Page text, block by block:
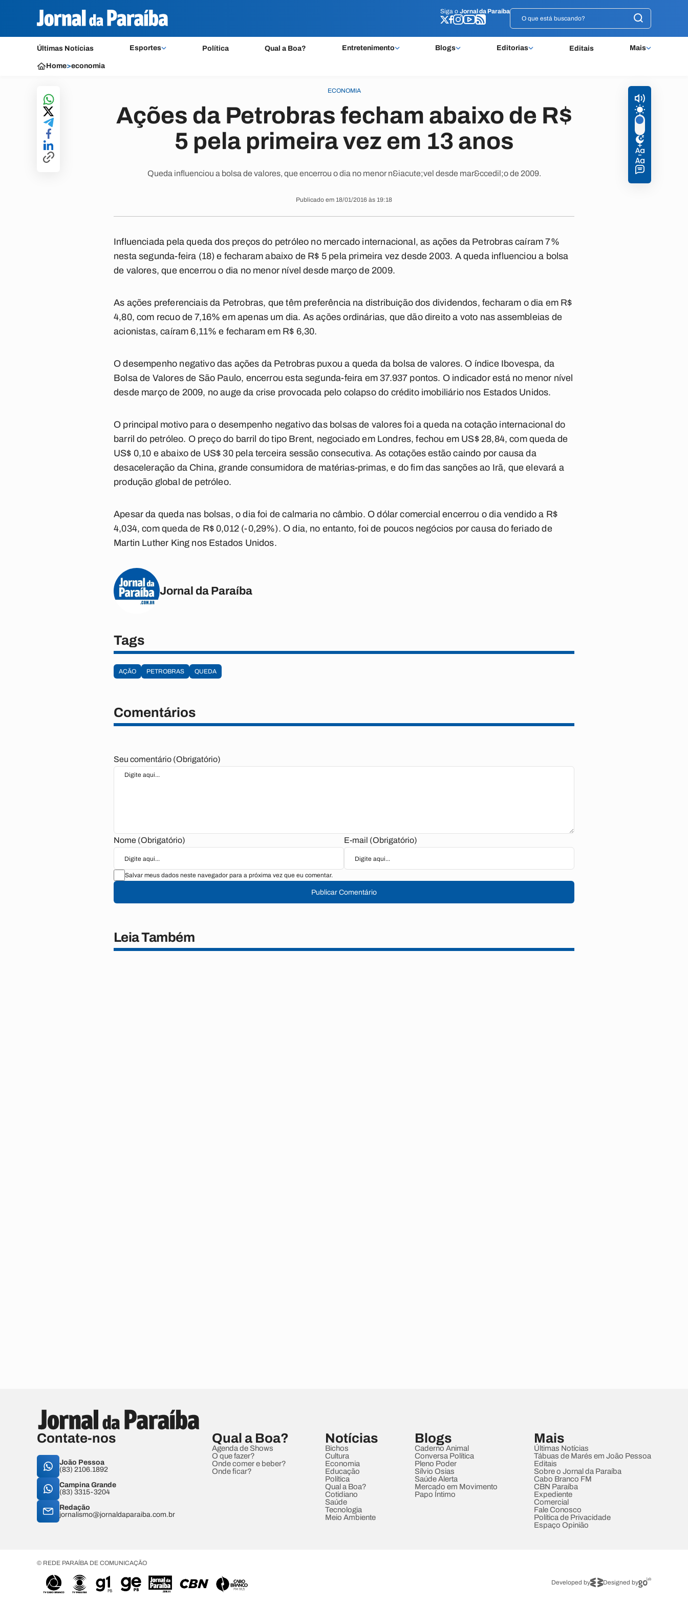
Siga o Jornal da Paraíba
Últimas Notícias Esportes Política Qual a Boa? Entretenimento Blogs Editorias Editais Mais
Siga o Jornal da Paraíba
Home>economia
ECONOMIA
Ações da Petrobras fecham abaixo de R$
5 pela primeira vez em 13 anos
Queda influenciou a bolsa de valores, que encerrou o dia no menor n&iacute;vel desde mar&ccedil;o de 2009.
Publicado em 18/01/2016 às 19:18
Influenciada pela queda dos preços do petróleo no mercado internacional, as ações da Petrobras caíram 7%
nesta segunda-feira (18) e fecharam abaixo de R$ 5 pela primeira vez desde 2003. A queda influenciou a bolsa
de valores, que encerrou o dia no menor nível desde março de 2009.
As ações preferenciais da Petrobras, que têm preferência na distribuição dos dividendos, fecharam o dia em R$
4,80, com recuo de 7,16% em apenas um dia. As ações ordinárias, que dão direito a voto nas assembleias de
acionistas, caíram 6,11% e fecharam em R$ 6,30.
O desempenho negativo das ações da Petrobras puxou a queda da bolsa de valores. O índice Ibovespa, da
Bolsa de Valores de São Paulo, encerrou esta segunda-feira em 37.937 pontos. O indicador está no menor nível
desde março de 2009, no auge da crise provocada pelo colapso do crédito imobiliário nos Estados Unidos.
O principal motivo para o desempenho negativo das bolsas de valores foi a queda na cotação internacional do
barril do petróleo. O preço do barril do tipo Brent, negociado em Londres, fechou em US$ 28,84, com queda de
US$ 0,10 e abaixo de US$ 30 pela terceira sessão consecutiva. As cotações estão caindo por causa da
desaceleração da China, grande consumidora de matérias-primas, e do fim das sanções ao Irã, que elevará a
produção global de petróleo.
Apesar da queda nas bolsas, o dia foi de calmaria no câmbio. O dólar comercial encerrou o dia vendido a R$
4,034, com queda de R$ 0,012 (-0,29%). O dia, no entanto, foi de poucos negócios por causa do feriado de
Martin Luther King nos Estados Unidos.
Jornal da Paraíba
Tags
AÇÃO PETROBRAS QUEDA
Comentários
Seu comentário (Obrigatório)
Nome (Obrigatório) E-mail (Obrigatório)
Salvar meus dados neste navegador para a próxima vez que eu comentar.
Publicar Comentário
Leia Também
Contate-nos
João Pessoa
(83) 2106.1892
Campina Grande
(83) 3315-3204
Redação
jornalismo@jornaldaparaiba.com.br
Qual a Boa?
Agenda de Shows
O que fazer?
Onde comer e beber?
Onde ficar?
Notícias
Bichos
Cultura
Economia
Educação
Política
Qual a Boa?
Cotidiano
Saúde
Tecnologia
Meio Ambiente
Blogs
Caderno Animal
Conversa Política
Pleno Poder
Sílvio Osias
Saúde Alerta
Mercado em Movimento
Papo Íntimo
Mais
Últimas Notícias
Tábuas de Marés em João Pessoa
Editais
Sobre o Jornal da Paraíba
Cabo Branco FM
CBN Paraíba
Expediente
Comercial
Fale Conosco
Política de Privacidade
Espaço Opinião
© REDE PARAÍBA DE COMUNICAÇÃO
Developed by Designed by